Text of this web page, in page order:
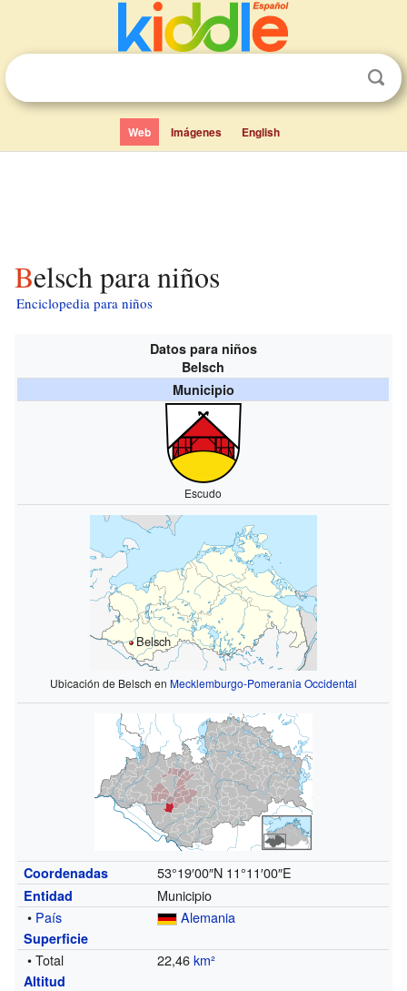
Web Imágenes English
Belsch para niños
Enciclopedia para niños
Datos para niños
Belsch
Municipio
Escudo
Belsch
Ubicación de Belsch en Mecklemburgo-Pomerania Occidental
Coordenadas 53°19′00″N 11°11′00″E
Entidad
Municipio
• País Alemania
Superficie
• Total 22,46km²
Altitud